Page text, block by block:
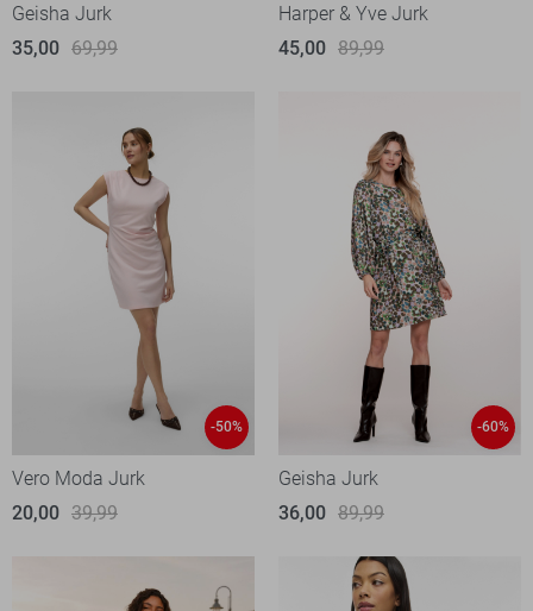
Geisha Jurk
35,00 69,99
Harper & Yve Jurk
45,00 89,99
-50%
Vero Moda Jurk
20,00 39,99
-60%
Geisha Jurk
36,00 89,99